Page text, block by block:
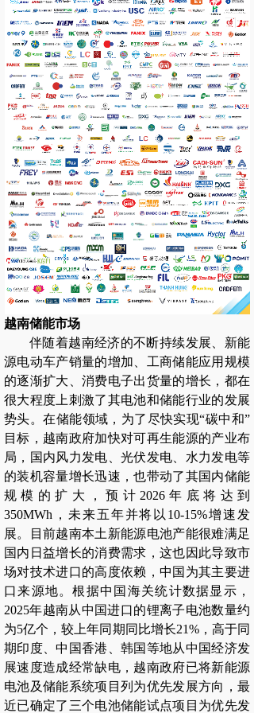
越南储能市场
伴随着越南经济的不断持续发展、新能
源电动车产销量的增加、工商储能应用规模
的逐渐扩大、消费电子出货量的增长，都在
很大程度上刺激了其电池和储能行业的发展
势头。在储能领域，为了尽快实现“碳中和”
目标，越南政府加快对可再生能源的产业布
局，国内风力发电、光伏发电、水力发电等
的装机容量增长迅速，也带动了其国内储能
规模的扩大，预计2026年底将达到
350MWh，未来五年并将以10-15%增速发
展。目前越南本土新能源电池产能很难满足
国内日益增长的消费需求，这也因此导致市
场对技术进口的高度依赖，中国为其主要进
口来源地。根据中国海关统计数据显示，
2025年越南从中国进口的锂离子电池数量约
为5亿个，较上年同期同比增长21%，高于同
期印度、中国香港、韩国等地从中国经济发
展速度造成经常缺电，越南政府已将新能源
电池及储能系统项目列为优先发展方向，最
近已确定了三个电池储能试点项目为优先发